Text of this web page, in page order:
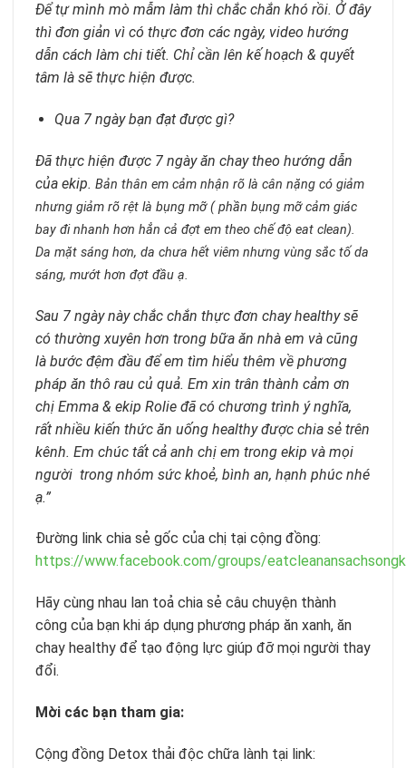
Để tự mình mò mẫm làm thì chắc chắn khó rồi. Ở đây
thì đơn giản vì có thực đơn các ngày, video hướng
dẫn cách làm chi tiết. Chỉ cần lên kế hoạch & quyết
tâm là sẽ thực hiện được.
Qua 7 ngày bạn đạt được gì?
Đã thực hiện được 7 ngày ăn chay theo hướng dẫn
của ekip. Bản thân em cảm nhận rõ là cân nặng có giảm
nhưng giảm rõ rệt là bụng mỡ ( phần bụng mỡ cảm giác
bay đi nhanh hơn hẳn cả đợt em theo chế độ eat clean).
Da mặt sáng hơn, da chưa hết viêm nhưng vùng sắc tố da
sáng, mướt hơn đợt đầu ạ.
Sau 7 ngày này chắc chắn thực đơn chay healthy sẽ
có thường xuyên hơn trong bữa ăn nhà em và cũng
là bước đệm đầu để em tìm hiểu thêm về phương
pháp ăn thô rau củ quả. Em xin trân thành cảm ơn
chị Emma & ekip Rolie đã có chương trình ý nghĩa,
rất nhiều kiến thức ăn uống healthy được chia sẻ trên
kênh. Em chúc tất cả anh chị em trong ekip và mọi
người trong nhóm sức khoẻ, bình an, hạnh phúc nhé
ạ.”
Đường link chia sẻ gốc của chị tại cộng đồng:
https://www.facebook.com/groups/
Hãy cùng nhau lan toả chia sẻ câu chuyện thành
công của bạn khi áp dụng phương pháp ăn xanh, ăn
chay healthy để tạo động lực giúp đỡ mọi người thay
đổi.
Mời các bạn tham gia:
Cộng đồng Detox thải độc chữa lành tại link: